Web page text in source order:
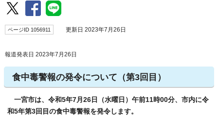
ページID 1056911 更新日 2023年7月26日
報道発表日 2023年7月26日
食中毒警報の発令について（第3回目）
一宮市は、令和5年7月26日（水曜日）午前11時00分、市内に令
和5年第3回目の食中毒警報を発令します。